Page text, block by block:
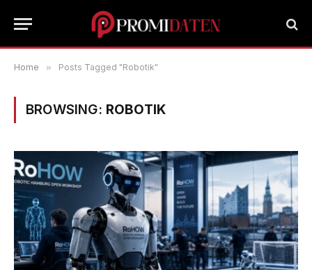
Home » Posts Tagged "Robotik"
BROWSING: ROBOTIK